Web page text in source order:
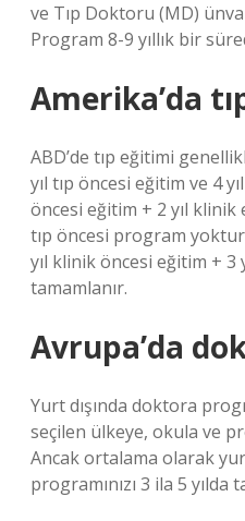
ve Tıp Doktoru (MD)
Program 8-9 yıllık bir
Amerika’da
ABD’de tıp eğitimi
yıl tıp öncesi eğitim ve 4
öncesi eğitim + 2 yıl klinik
tıp öncesi program
yıl klinik öncesi eğitim + 3
tamamlanır.
Avrupa’da
Yurt dışında doktora
seçilen ülkeye, okula ve
Ancak ortalama olarak
programınızı 3 ila 5 yılda